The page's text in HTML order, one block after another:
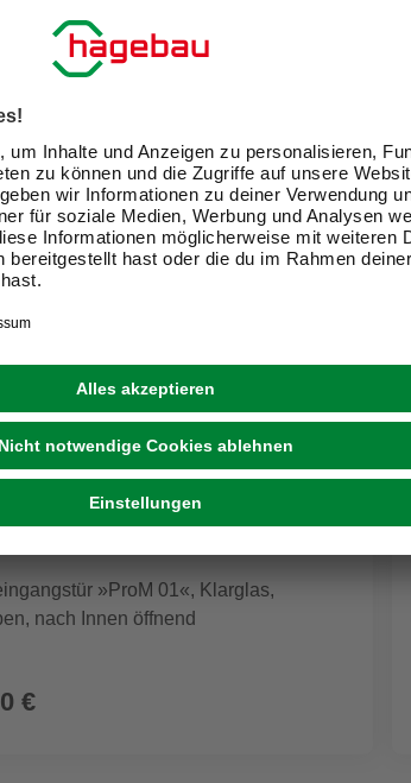
»ProM 01«, Klarglas,
nach Innen öffnend
€